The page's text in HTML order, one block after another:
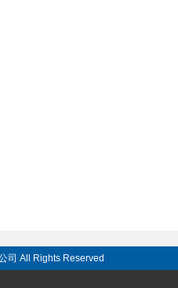
奶茶封口机遮光一般作为中间层
有金属光泽，灌装封口机对热
司 All Rights Reserved